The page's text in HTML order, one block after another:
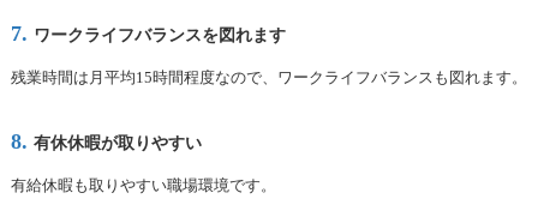
ワークライフバランスを図れます
残業時間は月平均15時間程度なので、ワークライフバランスも図れます。
有休休暇が取りやすい
有給休暇も取りやすい職場環境です。